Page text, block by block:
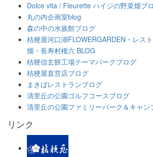
Dolce vita / Fleurette ハイジの野菜畑ブ
丸の内企画室blog
森の中の水族館ブログ
桔梗屋河口湖FLOWERGARDEN・レス
畑・長寿村権六 BLOG
桔梗信玄餅工場テーマパークブログ
桔梗屋直営店ブログ
まきばレストランブログ
清里丘の公園ゴルフコースブログ
清里丘の公園ファミリーパーク＆キャン
リンク